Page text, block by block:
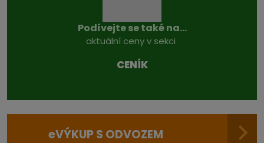
Podívejte se také na...
aktuální ceny v sekci
CENÍK
eVÝKUP S ODVOZEM